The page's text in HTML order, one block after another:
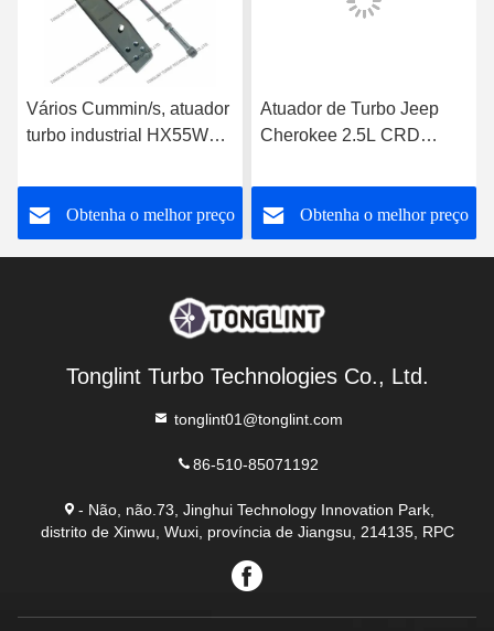
Vários Cummin/s, atuador
turbo industrial HX55W
3592778
Obtenha o melhor preço
Atuador de Turbo Jeep
Cherokee 2.5L CRD
Turbocompressor
VF40A013 VA70
Obtenha o melhor preço
Tonglint Turbo Technologies Co., Ltd.
tonglint01@tonglint.com
86-510-85071192
- Não, não.73, Jinghui Technology Innovation Park,
distrito de Xinwu, Wuxi, província de Jiangsu, 214135, RPC